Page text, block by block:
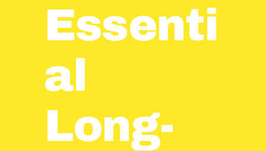
Essenti
al
Long-
UNIT SIZES
CONTACT US
MAKE A PAYMENT